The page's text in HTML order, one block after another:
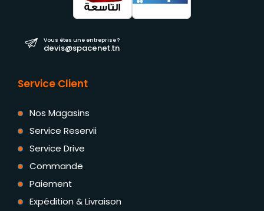
Vous êtes une entreprise ?
devis@spacenet.tn
Service Client
Nos Magasins
Service Reservii
Service Drive
Commande
Paiement
Expédition & Livraison